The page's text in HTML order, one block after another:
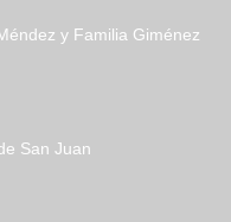
y Familia Giménez
San Juan